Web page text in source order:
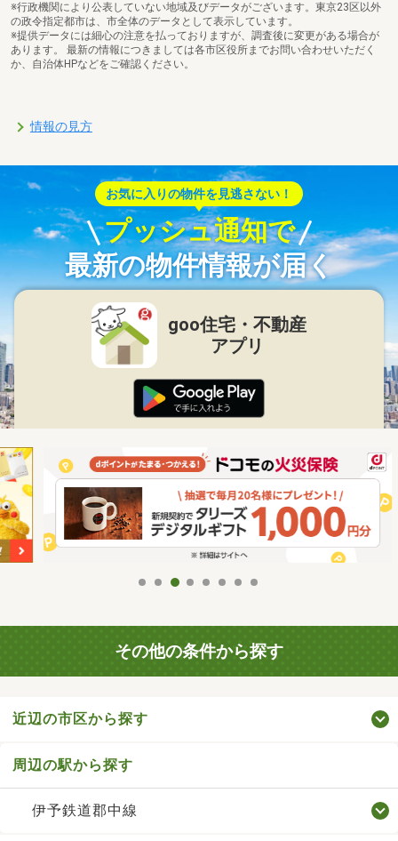
※行政機関により公表していない地域及びデータがございます。東京23区以外
の政令指定都市は、市全体のデータとして表示しています。
※提供データには細心の注意を払っておりますが、調査後に変更がある場合が
あります。 最新の情報につきましては各市区役所までお問い合わせいただく
か、自治体HPなどをご確認ください。
情報の見方
お気に入りの物件を見逃さない！
プッシュ通知で
最新の物件情報が届く
goo住宅・不動産
アプリ
その他の条件から探す
近辺の市区から探す
周辺の駅から探す
伊予鉄道郡中線